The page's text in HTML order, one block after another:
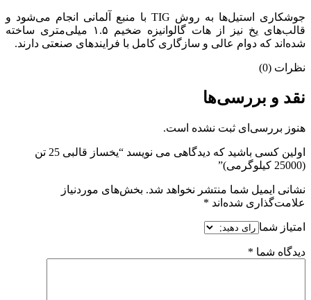
جوشکاری استیل‌ها به روش TIG با منبع آلمانی انجام می‌شود و
قالب‌های یخ نیز از هات گالوانیزه ضخیم ۱.۵ میلی‌متری ساخته
شده‌اند که دوام عالی و سازگاری کامل با فرایندهای صنعتی دارند.
نظرات (0)
نقد و بررسی‌ها
هنوز بررسی‌ای ثبت نشده است.
اولین کسی باشید که دیدگاهی می نویسد “یخساز قالبی 25 تن
(25000 کیلوگرمی)”
نشانی ایمیل شما منتشر نخواهد شد. بخش‌های موردنیاز
علامت‌گذاری شده‌اند *
امتیاز شما
دیدگاه شما *